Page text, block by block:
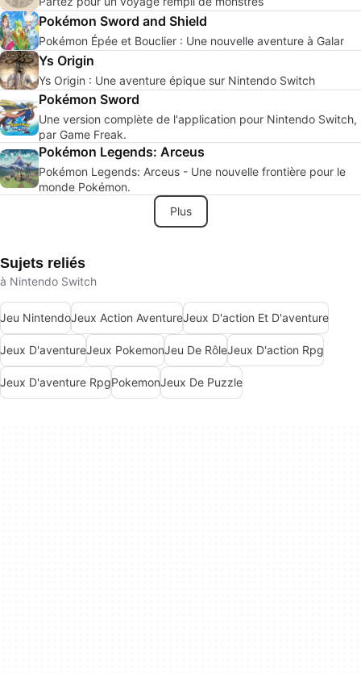
Pokémon Sword and Shield
Pokémon Épée et Bouclier : Une nouvelle aventure à Galar
Ys Origin
Ys Origin : Une aventure épique sur Nintendo Switch
Pokémon Sword
Une version complète de l'application pour Nintendo Switch,
par Game Freak.
Pokémon Legends: Arceus
Pokémon Legends: Arceus - Une nouvelle frontière pour le
monde Pokémon.
Plus
Sujets reliés
à Nintendo Switch
Jeu NintendoJeux Action AventureJeux D'action Et D'aventure
Jeux D'aventureJeux PokemonJeu De RôleJeux D'action Rpg
Jeux D'aventure RpgPokemonJeux De Puzzle